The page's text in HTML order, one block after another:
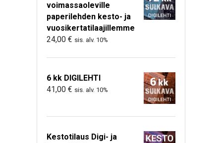
voimassaoleville
paperilehden kesto- ja
vuosikertatilaajillemme
24,00 € sis. alv. 10%
6 kk DIGILEHTI
41,00 € sis. alv. 10%
Kestotilaus Digi- ja